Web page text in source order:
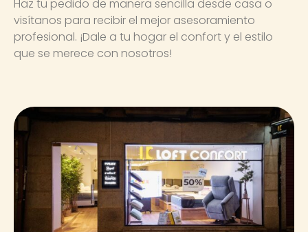
Haz tu pedido de manera sencilla desde casa o
visítanos para recibir el mejor asesoramiento
profesional. ¡Dale a tu hogar el confort y el estilo
que se merece con nosotros!